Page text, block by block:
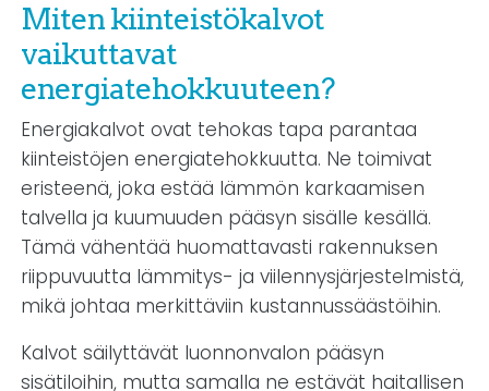
Miten kiinteistökalvot
vaikuttavat
energiatehokkuuteen?
Energiakalvot ovat tehokas tapa parantaa
kiinteistöjen energiatehokkuutta. Ne toimivat
eristeenä, joka estää lämmön karkaamisen
talvella ja kuumuuden pääsyn sisälle kesällä.
Tämä vähentää huomattavasti rakennuksen
riippuvuutta lämmitys- ja viilennysjärjestelmistä,
mikä johtaa merkittäviin kustannussäästöihin.
Kalvot säilyttävät luonnonvalon pääsyn
sisätiloihin, mutta samalla ne estävät haitallisen